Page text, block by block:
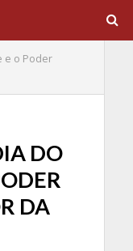
e o Poder
DO
DA